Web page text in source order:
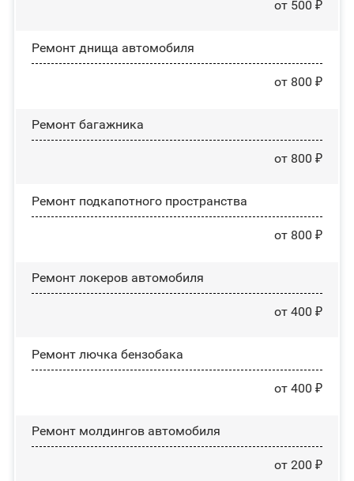
от 500 ₽
Ремонт днища автомобиля
от 800 ₽
Ремонт багажника
от 800 ₽
Ремонт подкапотного пространства
от 800 ₽
Ремонт лoĸepoв автомобиля
от 400 ₽
Ремонт лючка бензобака
от 400 ₽
Ремонт молдингов автомобиля
от 200 ₽